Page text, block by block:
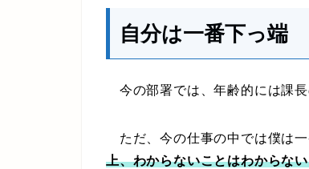
自分は一番下っ端
今の部署では、年齢的には課長
ただ、今の仕事の中では僕は
上、わからないことはわからな